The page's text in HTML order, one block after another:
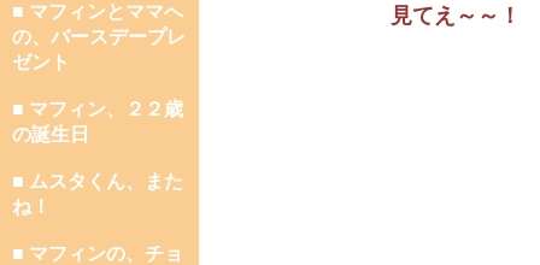
■ マフィンとママへ
の、バースデープレ
ゼント
■ マフィン、２２歳
の誕生日
■ ムスタくん、また
ね！
■ マフィンの、チョ
見てえ～～！